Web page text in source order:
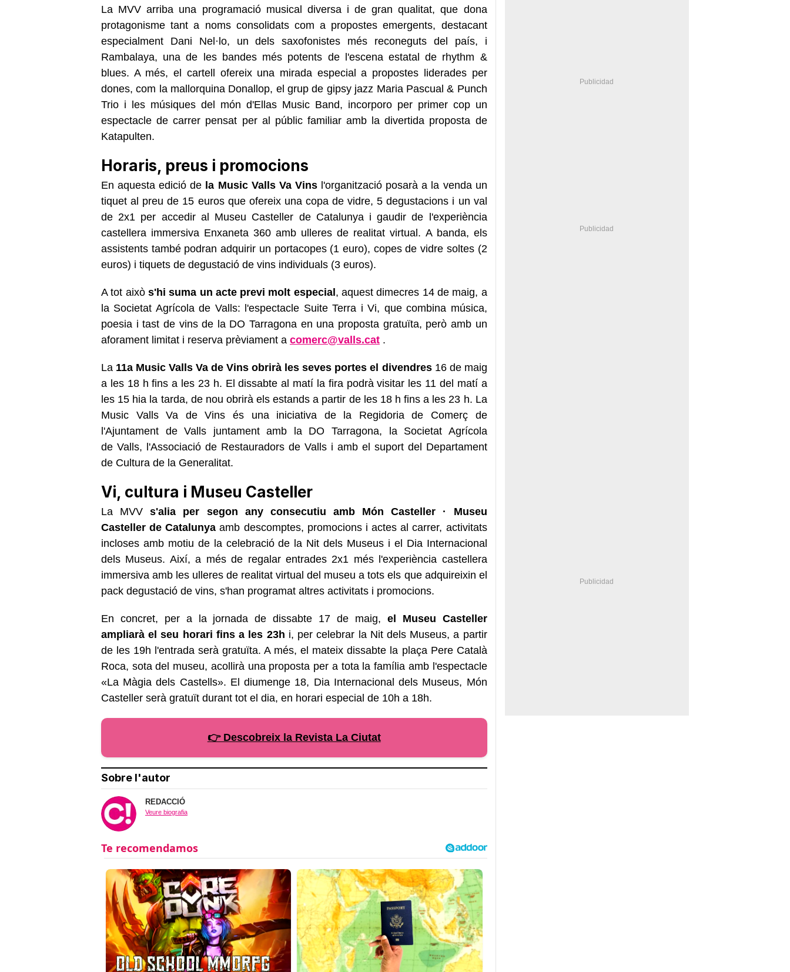
La MVV arriba una programació musical diversa i de gran qualitat, que dona
protagonisme tant a noms consolidats com a propostes emergents, destacant
especialment Dani Nel·lo, un dels saxofonistes més reconeguts del país, i
Rambalaya, una de les bandes més potents de l'escena estatal de rhythm &
blues. A més, el cartell ofereix una mirada especial a propostes liderades per
dones, com la mallorquina Donallop, el grup de gipsy jazz Maria Pascual & Punch
Trio i les músiques del món d'Ellas Music Band, incorporo per primer cop un
espectacle de carrer pensat per al públic familiar amb la divertida proposta de
Katapulten.
Horaris, preus i promocions
En aquesta edició de la Music VallsVa Vinsl'organització posarà a la venda un
tiquet al preu de 15 euros que ofereix una copa de vidre, 5 degustacions i un val
de 2x1 per accedir al Museu Casteller de Catalunya i gaudir de l'experiència
castellera immersiva Enxaneta 360 amb ulleres de realitat virtual. A banda, els
assistents també podran adquirir un portacopes (1 euro), copes de vidre soltes (2
euros) i tiquets de degustació de vins individuals (3 euros).
A tot això s'hi suma un acte previ molt especial , aquest dimecres 14 de maig, a
la Societat Agrícola de Valls: l'espectacle Suite Terra i Vi, que combina música,
poesia i tast de vins de la DO Tarragona en una proposta gratuïta, però amb un
aforament limitat i reserva prèviament a comerc@valls.cat .
La 11a MusicValls Va de Vins obrirà les seves portes el divendres16 de maig
a les 18 h fins a les 23 h. El dissabte al matí la fira podrà visitar les 11 del matí a
les 15 hia la tarda, de nou obrirà els estands a partir de les 18 h fins a les 23 h. La
Music VallsVa de Vins és una iniciativa de la Regidoria de Comerç de
l'Ajuntament deValls juntament amb la DO Tarragona, la Societat Agrícola
de Valls, l'Associació de Restauradors de Vallsi amb el suport del Departament
de Cultura de la Generalitat.
Vi, cultura i Museu Casteller
La MVVs'alia per segon any consecutiu amb Món Casteller · Museu
Casteller de Catalunya amb descomptes, promocions i actes al carrer, activitats
incloses amb motiu de la celebració de la Nit dels Museus i el Dia Internacional
dels Museus. Així, a més de regalar entrades 2x1 més l'experiència castellera
immersiva amb les ulleres de realitat virtual del museu a tots els que adquireixin el
pack degustació de vins, s'han programat altres activitats i promocions.
En concret, per a la jornada de dissabte 17 de maig, el Museu Casteller
ampliarà el seu horari fins a les 23h i, per celebrar la Nit dels Museus, a partir
de les 19h l'entrada serà gratuïta. A més, el mateix dissabte la plaça Pere Català
Roca, sota del museu, acollirà una proposta per a tota la família amb l'espectacle
«La Màgia dels Castells». El diumenge 18, Dia Internacional dels Museus, Món
Casteller serà gratuït durant tot el dia, en horari especial de 10h a 18h.
👉 Descobreix la Revista La Ciutat
Sobre l'autor
REDACCIÓ
Veure biografia